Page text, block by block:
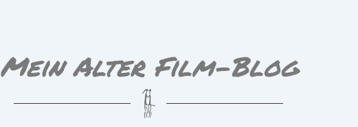
Mein Alter Film-Blog